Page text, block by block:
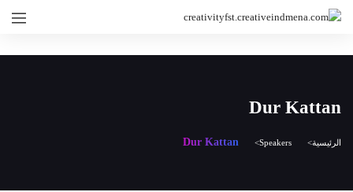
Dur Kattan
الرئيسية Speakers
Dur Kattan